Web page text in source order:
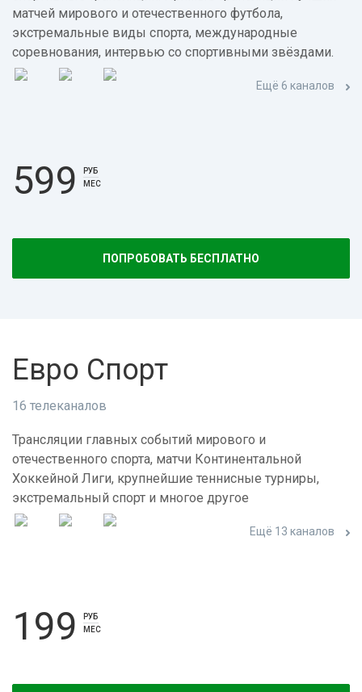
матчей мирового и отечественного футбола,
экстремальные виды спорта, международные
соревнования, интервью со спортивными звёздами.
Ещё 6 каналов
599
РУБ
МЕС
ПОПРОБОВАТЬ БЕСПЛАТНО
Евро Спорт
16 телеканалов
Трансляции главных событий мирового и
отечественного спорта, матчи Континентальной
Хоккейной Лиги, крупнейшие теннисные турниры,
экстремальный спорт и многое другое
Ещё 13 каналов
199
РУБ
МЕС